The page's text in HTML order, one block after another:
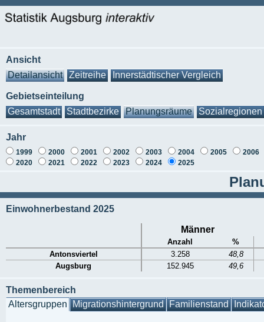
Ansicht
Detailansicht
Zeitreihe Innerstädtischer Vergleich
Gebietseinteilung
Gesamtstadt
Stadtbezirke Planungsräume Sozialregionen
Jahr
1999 2000 2001 2002 2003 2004 2005
2006
2020
2021 2022 2023 2024 2025
Einwohnerbestand 2025
Männer
Anzahl
%
Antonsviertel
3.258
48,8
Augsburg
152.945 49,6
Themenbereich
Altersgruppen Migrationshintergrund Familienstand